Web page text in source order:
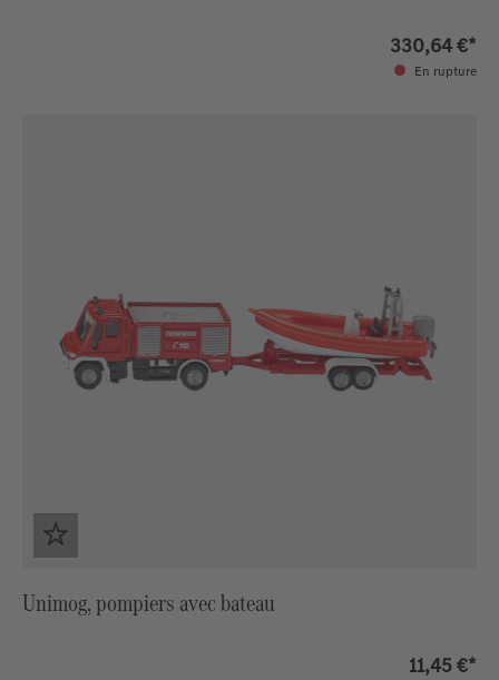
330,64 €*
En rupture
Unimog, pompiers avec bateau
11,45 €*